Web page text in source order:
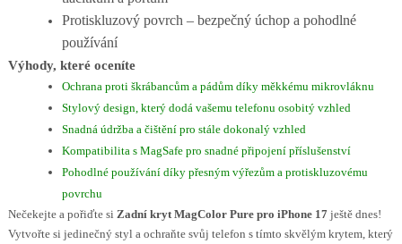
Protiskluzový povrch – bezpečný úchop a pohodlné
používání
Výhody, které oceníte
Ochrana proti škrábancům a pádům díky měkkému mikrovláknu
Stylový design, který dodá vašemu telefonu osobitý vzhled
Snadná údržba a čištění pro stále dokonalý vzhled
Kompatibilita s MagSafe pro snadné připojení příslušenství
Pohodlné používání díky přesným výřezům a protiskluzovému
povrchu
Nečekejte a pořiďte si Zadní kryt MagColor Pure pro iPhone 17ještě dnes!
Vytvořte si jedinečný styl a ochraňte svůj telefon s tímto skvělým krytem, který